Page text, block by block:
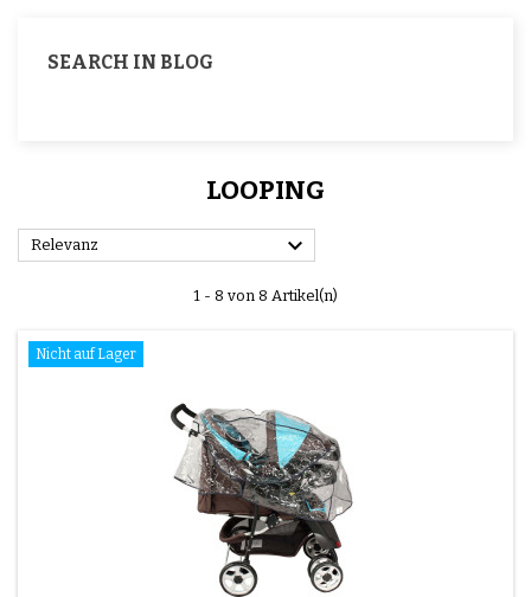
SEARCH IN BLOG
LOOPING
Relevanz 
1 - 8 von 8 Artikel(n)
Nicht auf Lager